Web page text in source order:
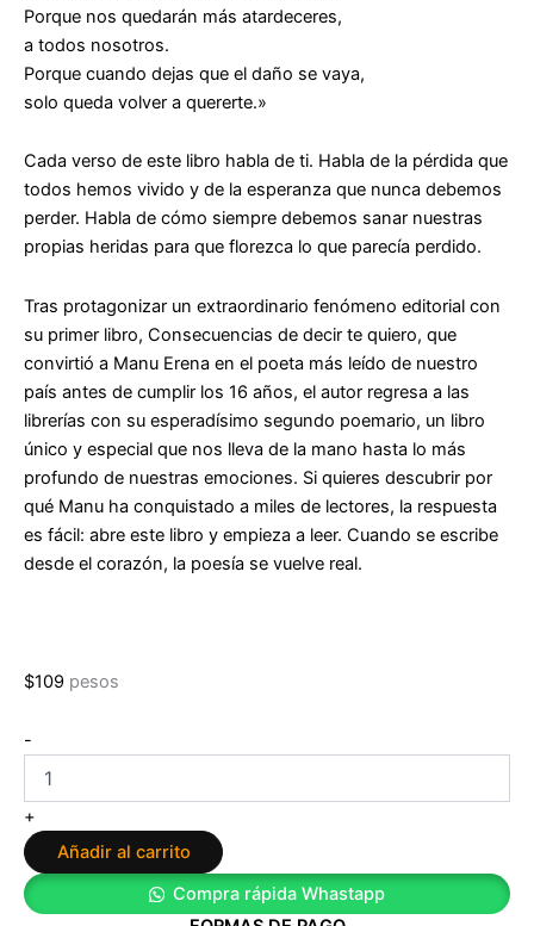
Porque nos quedarán más atardeceres,
a todos nosotros.
Porque cuando dejas que el daño se vaya,
solo queda volver a quererte.»
Cada verso de este libro habla de ti. Habla de la pérdida que
todos hemos vivido y de la esperanza que nunca debemos
perder. Habla de cómo siempre debemos sanar nuestras
propias heridas para que florezca lo que parecía perdido.
Tras protagonizar un extraordinario fenómeno editorial con
su primer libro, Consecuencias de decir te quiero, que
convirtió a Manu Erena en el poeta más leído de nuestro
país antes de cumplir los 16 años, el autor regresa a las
librerías con su esperadísimo segundo poemario, un libro
único y especial que nos lleva de la mano hasta lo más
profundo de nuestras emociones. Si quieres descubrir por
qué Manu ha conquistado a miles de lectores, la respuesta
es fácil: abre este libro y empieza a leer. Cuando se escribe
desde el corazón, la poesía se vuelve real.
$109 pesos
-
quedarán
más
atardeceres
de
Manu
Erena
+
Añadir al carrito
Compra rápida Whastapp